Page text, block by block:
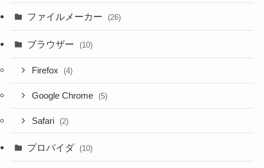
ファイルメーカー (26)
ブラウザー (10)
Firefox (4)
Google Chrome (5)
Safari (2)
プロバイダ (10)